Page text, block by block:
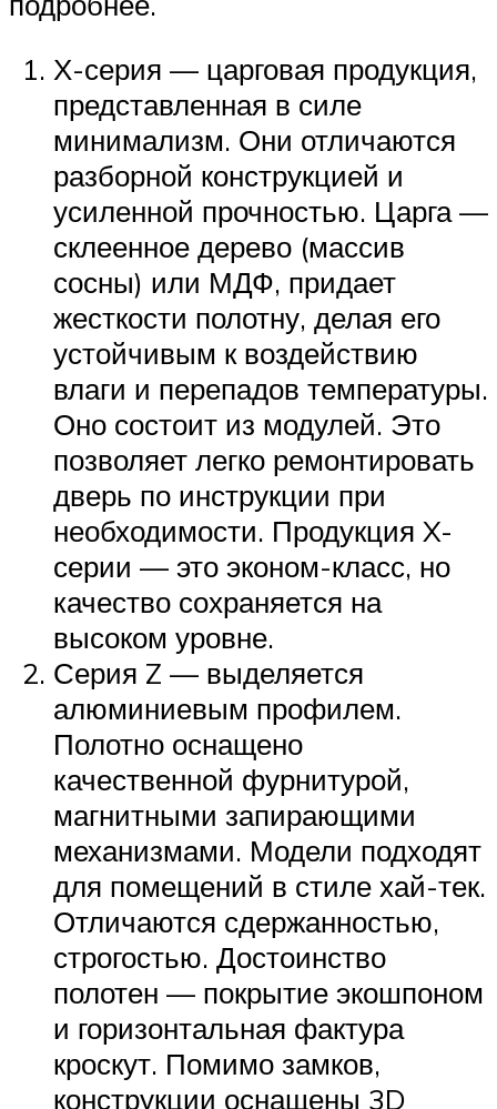
Х-серия — царговая продукция,
представленная в силе
минимализм. Они отличаются
разборной конструкцией и
усиленной прочностью. Царга —
склеенное дерево (массив
сосны) или МДФ, придает
жесткости полотну, делая его
устойчивым к воздействию
влаги и перепадов температуры.
Оно состоит из модулей. Это
позволяет легко ремонтировать
дверь по инструкции при
необходимости. Продукция X-
серии — это эконом-класс, но
качество сохраняется на
высоком уровне.
Серия Z — выделяется
алюминиевым профилем.
Полотно оснащено
качественной фурнитурой,
магнитными запирающими
механизмами. Модели подходят
для помещений в стиле хай-тек.
Отличаются сдержанностью,
строгостью. Достоинство
полотен — покрытие экошпоном
и горизонтальная фактура
кроскут. Помимо замков,
конструкции оснащены 3D